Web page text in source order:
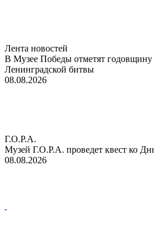
Лента новостей
В Музее Победы отметят годовщину
Ленинградской битвы
08.08.2026
Г.О.Р.А.
Музей Г.О.Р.А. проведет квест ко
08.08.2026